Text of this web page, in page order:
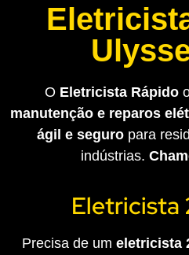
O Eletricista Rápido
manutenção e reparos
ágil e seguropara
indústrias.
Eletricista
Precisa de um eletricista